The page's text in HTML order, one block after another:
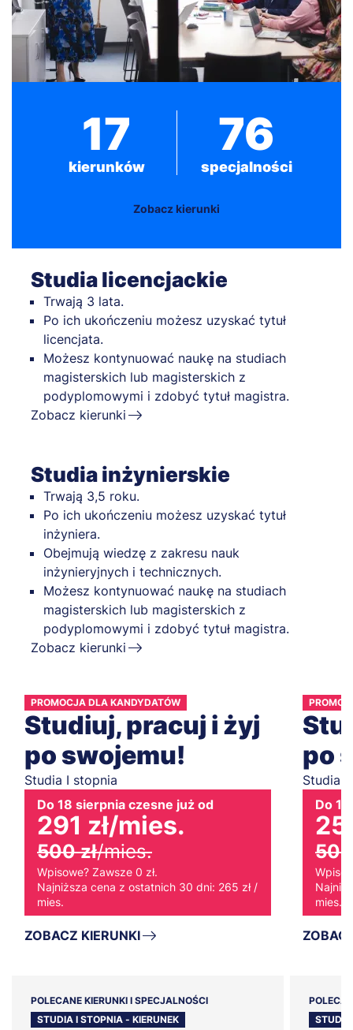
17
kierunków
76
specjalności
Zobacz kierunki
Studia licencjackie
Trwają 3 lata.
Po ich ukończeniu możesz uzyskać tytuł
licencjata.
Możesz kontynuować naukę na studiach
magisterskich lub magisterskich z
podyplomowymi i zdobyć tytuł magistra.
Zobacz kierunki
Studia inżynierskie
Trwają 3,5 roku.
Po ich ukończeniu możesz uzyskać tytuł
inżyniera.
Obejmują wiedzę z zakresu nauk
inżynieryjnych i technicznych.
Możesz kontynuować naukę na studiach
magisterskich lub magisterskich z
podyplomowymi i zdobyć tytuł magistra.
Zobacz kierunki
PROMOCJA DLA KANDYDATÓW
Studiuj, pracuj i żyj
po swojemu!
Studia I stopnia
Do 18 sierpnia czesne już od
291 zł/mies.
500 zł/mies.
Wpisowe? Zawsze 0 zł.
Najniższa cena z ostatnich 30 dni: 265 zł /
mies.
ZOBACZ KIERUNKI
po
Studia I
Do
500
mies.
POLECANE KIERUNKI I SPECJALNOŚCI
STUDIA I STOPNIA - KIERUNEK
STUDIA